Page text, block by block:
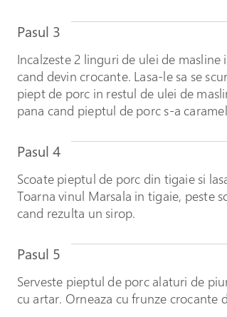
Pasul 3
Incalzeste 2 linguri de ulei de
cand devin crocante. Lasa-le sa se
piept de porc in restul de ulei de
pana cand pieptul de porc s-a
Pasul 4
Scoate pieptul de porc din tigaie si
Toarna vinul Marsala in tigaie, peste
cand rezulta un sirop.
Pasul 5
Serveste pieptul de porc alaturi de
cu artar. Orneaza cu frunze crocante